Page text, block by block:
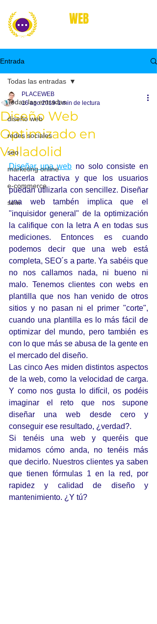
WEB
Entrada
Todas las entradas
diseño web
redes sociales
seo
marketing online
e-commerce
sem
Todas las entradas
Diseño Web
Optimizado en
Valladolid
PLACEWEB
16 ago 2019 1 min de lectura
Diseñar una web no solo consiste en
hacerla atractiva y que los usuarios
puedan utilizarla con sencillez. Diseñar
una web tambén implica que el
"inquisidor general" de la optimización
la califique con la letra A en todas sus
mediciones. Entonces es cuando
podemos decir que una web está
completa, SEO´s a parte. Ya sabéis que
no nos callamos nada, ni bueno ni
malo. Tenemos clientes con webs en
plantilla que nos han venido de otros
sitios y no pasan ni el primer "corte",
cuando una plantilla es lo más fácil de
optimizar del mundo, pero también es
con lo que más se abusa de la gente en
el mercado del diseño.
Las cinco Aes miden distintos aspectos
de la web, como la velocidad de carga.
Y como nos gusta lo difícil, os podéis
imaginar el reto que nos supone
diseñar una web desde cero y
conseguir ese resultado, ¿verdad?.
Si tenéis una web y queréis que
midamos cómo anda, no tenéis más
que decirlo. Nuestros clientes ya saben
que tienen fórmulas 1 en la red, por
rapidez y calidad de diseño y
mantenimiento. ¿Y tú?